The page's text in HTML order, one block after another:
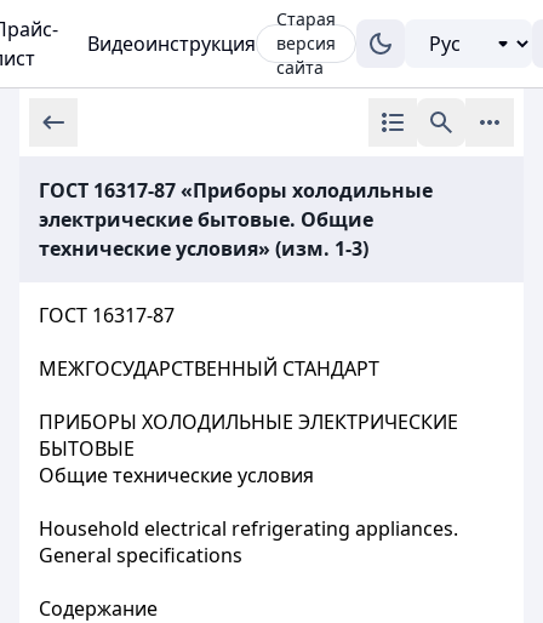
Видеоинструкция
Старая
версия
сайта
ГОСТ 16317-87 «Приборы холодильные
электрические бытовые. Общие
технические условия» (изм. 1-3)
ГОСТ 16317-87
МЕЖГОСУДАРСТВЕННЫЙ СТАНДАРТ
ПРИБОРЫ ХОЛОДИЛЬНЫЕ ЭЛЕКТРИЧЕСКИЕ
БЫТОВЫЕ
Общие технические условия
Household electrical refrigerating appliances.
General specifications
Содержание